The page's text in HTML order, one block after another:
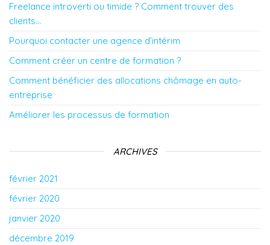
Freelance introverti ou timide ? Comment trouver des
clients…
Pourquoi contacter une agence d’intérim
Comment créer un centre de formation ?
Comment bénéficier des allocations chômage en auto-
entreprise
Améliorer les processus de formation
ARCHIVES
février 2021
février 2020
janvier 2020
décembre 2019